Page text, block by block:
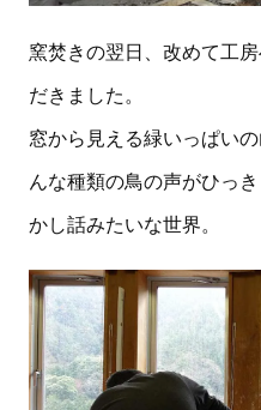
窯焚きの翌日、改めて工
だきました。
窓から見える緑いっぱい
んな種類の鳥の声がひっ
かし話みたいな世界。